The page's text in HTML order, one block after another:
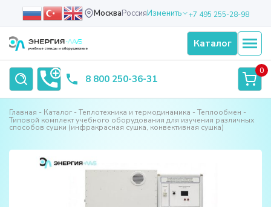
МоскваРоссияИзменить +7 495 255-28-98
Каталог
8 800 250-36-31
0
Главная Каталог Теплотехника и термодинамика
Теплообмен
Типовой комплект учебного оборудования для изучения различных
способов сушки (инфракрасная сушка, конвективная сушка)